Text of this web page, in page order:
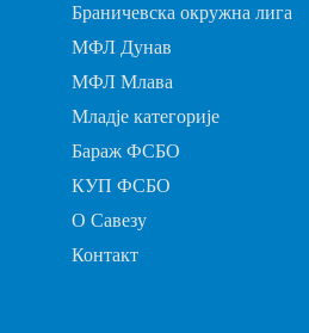
Браничевска окружна лига
МФЛ Дунав
МФЛ Млава
Младје категорије
Бараж ФСБО
КУП ФСБО
О Савезу
Контакт